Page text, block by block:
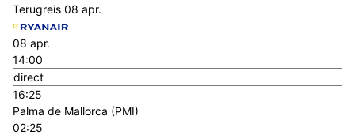
Terugreis 08 apr.
08 apr.
14:00
direct
16:25
Palma de Mallorca (PMI)
02:25